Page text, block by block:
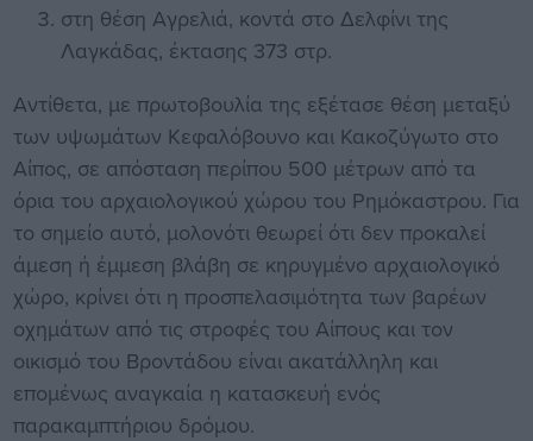
στη θέση Αγρελιά, κοντά στο Δελφίνι της
Λαγκάδας, έκτασης 373 στρ.
Αντίθετα, με πρωτοβουλία της εξέτασε θέση μεταξύ
των υψωμάτων Κεφαλόβουνο και Κακοζύγωτο στο
Αίπος, σε απόσταση περίπου 500 μέτρων από τα
όρια του αρχαιολογικού χώρου του Ρημόκαστρου. Για
το σημείο αυτό, μολονότι θεωρεί ότι δεν προκαλεί
άμεση ή έμμεση βλάβη σε κηρυγμένο αρχαιολογικό
χώρο, κρίνει ότι η προσπελασιμότητα των βαρέων
οχημάτων από τις στροφές του Αίπους και τον
οικισμό του Βροντάδου είναι ακατάλληλη και
επομένως αναγκαία η κατασκευή ενός
παρακαμπτήριου δρόμου.